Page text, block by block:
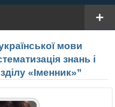
мови
знань і
«Іменник»”